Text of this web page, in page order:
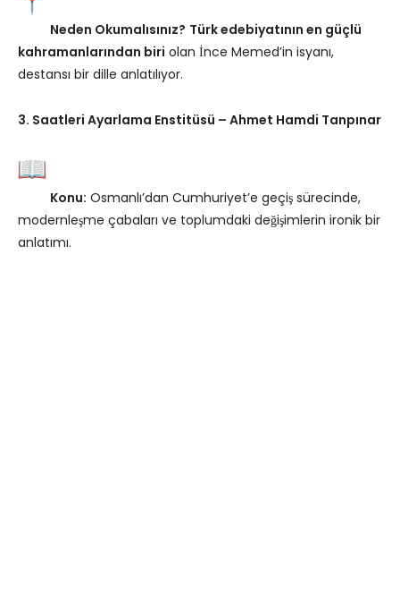
Neden Okumalısınız? Türk edebiyatının en güçlü
kahramanlarından biri olan İnce Memed’in isyanı,
destansı bir dille anlatılıyor.
3. Saatleri Ayarlama Enstitüsü – Ahmet Hamdi Tanpınar
Konu: Osmanlı’dan Cumhuriyet’e geçiş sürecinde,
modernleşme çabaları ve toplumdaki değişimlerin ironik bir
anlatımı.